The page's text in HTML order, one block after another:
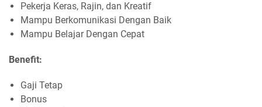
Pekerja Keras, Rajin, dan Kreatif
Mampu Berkomunikasi Dengan Baik
Mampu Belajar Dengan Cepat
Benefit:
Gaji Tetap
Bonus